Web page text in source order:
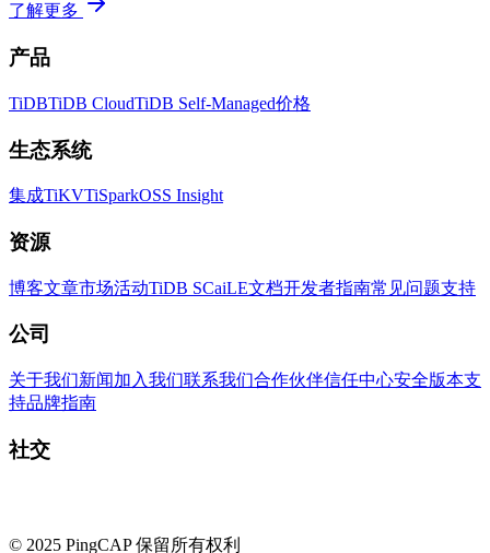
了解更多
产品
TiDBTiDB CloudTiDB Self-Managed价格
生态系统
集成TiKVTiSparkOSS Insight
资源
博客文章市场活动TiDB SCaiLE文档开发者指南常见问题支持
公司
关于我们新闻加入我们联系我们合作伙伴信任中心安全版本支
持品牌指南
社交
© 2025 PingCAP 保留所有权利